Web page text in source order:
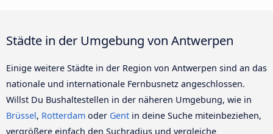
Städte in der Umgebung von Antwerpen
Einige weitere Städte in der Region von Antwerpen sind an das
nationale und internationale Fernbusnetz angeschlossen.
Willst Du Bushaltestellen in der näheren Umgebung, wie in
Brüssel, Rotterdam oder Gent in deine Suche miteinbeziehen,
vergrößere einfach den Suchradius und vergleiche